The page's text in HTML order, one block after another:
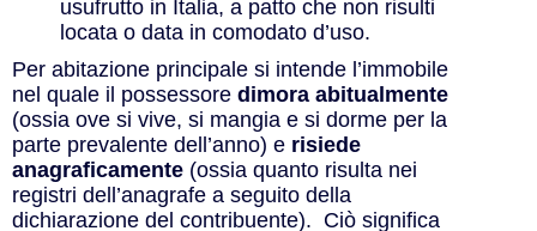
usufrutto in Italia, a patto che non risulti
locata o data in comodato d’uso.
Per abitazione principale si intende l’immobile
nel quale il possessore dimora abitualmente
(ossia ove si vive, si mangia e si dorme per la
parte prevalente dell’anno) e risiede
anagraficamente (ossia quanto risulta nei
registri dell’anagrafe a seguito della
dichiarazione del contribuente). Ciò significa